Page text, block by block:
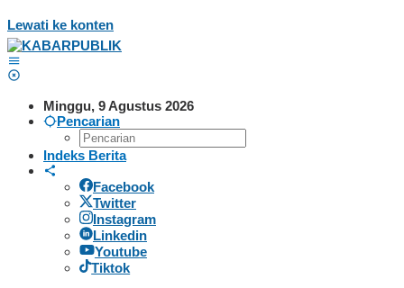
Lewati ke konten
Minggu, 9 Agustus 2026
Pencarian
Indeks Berita
Facebook
Twitter
Instagram
Linkedin
Youtube
Tiktok